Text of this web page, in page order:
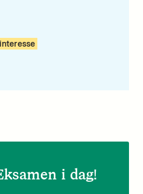
i dag!